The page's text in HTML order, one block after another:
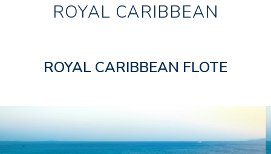
ROYAL CARIBBEAN
ROYAL CARIBBEAN FLOTE